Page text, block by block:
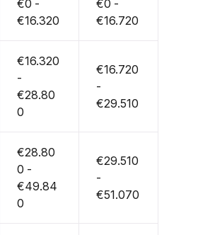
€0 -
€16.320
€0 -
€16.720
€16.320
-
€28.80
0
€16.720
-
€29.510
€28.80
0 -
€49.84
0
€29.510
-
€51.070